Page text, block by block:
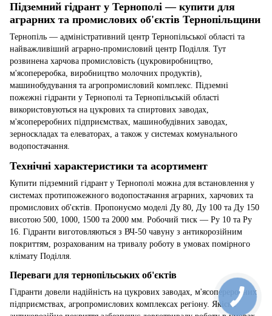
Підземний гідрант у Тернополі — купити для
аграрних та промислових об'єктів Тернопільщини
Тернопіль — адміністративний центр Тернопільської області та
найважливіший аграрно-промисловий центр Поділля. Тут
розвинена харчова промисловість (цукровиробництво,
м'ясопереробка, виробництво молочних продуктів),
машинобудування та агропромисловий комплекс. Підземні
пожежні гідранти у Тернополі та Тернопільській області
використовуються на цукрових та спиртових заводах,
м'ясопереробних підприємствах, машинобудівних заводах,
зерноскладах та елеваторах, а також у системах комунального
водопостачання.
Технічні характеристики та асортимент
Купити підземний гідрант у Тернополі можна для встановлення у
системах протипожежного водопостачання аграрних, харчових та
промислових об'єктів. Пропонуємо моделі Ду 80, Ду 100 та Ду 150
висотою 500, 1000, 1500 та 2000 мм. Робочий тиск — Ру 10 та Ру
16. Гідранти виготовляються з ВЧ-50 чавуну з антикорозійним
покриттям, розрахованим на тривалу роботу в умовах помірного
клімату Поділля.
Переваги для тернопільських об'єктів
Гідранти довели надійність на цукрових заводах, м'ясопереробних
підприємствах, агропромислових комплексах регіону. Якісне